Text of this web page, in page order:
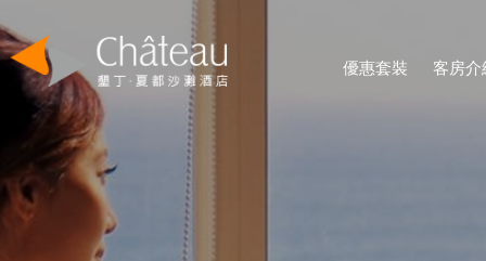
優惠套裝 客房介